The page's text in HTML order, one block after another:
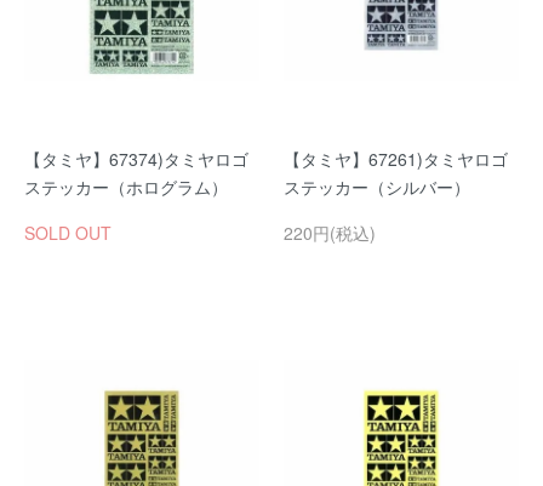
【タミヤ】67374)タミヤロゴ
ステッカー（ホログラム）
SOLD OUT
【タミヤ】67261)タミヤロゴ
ステッカー（シルバー）
220円(税込)